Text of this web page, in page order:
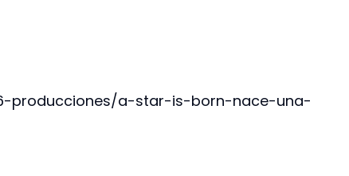
producciones/a-star-is-born-nace-una-